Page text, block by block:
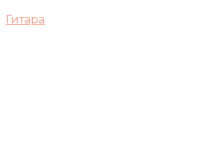
Гитара